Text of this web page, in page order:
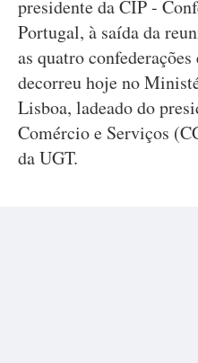
presidente da CIP -
Portugal, à saída da
as quatro
decorreu hoje no
Lisboa, ladeado do
Comércio e Serviços
da UGT.